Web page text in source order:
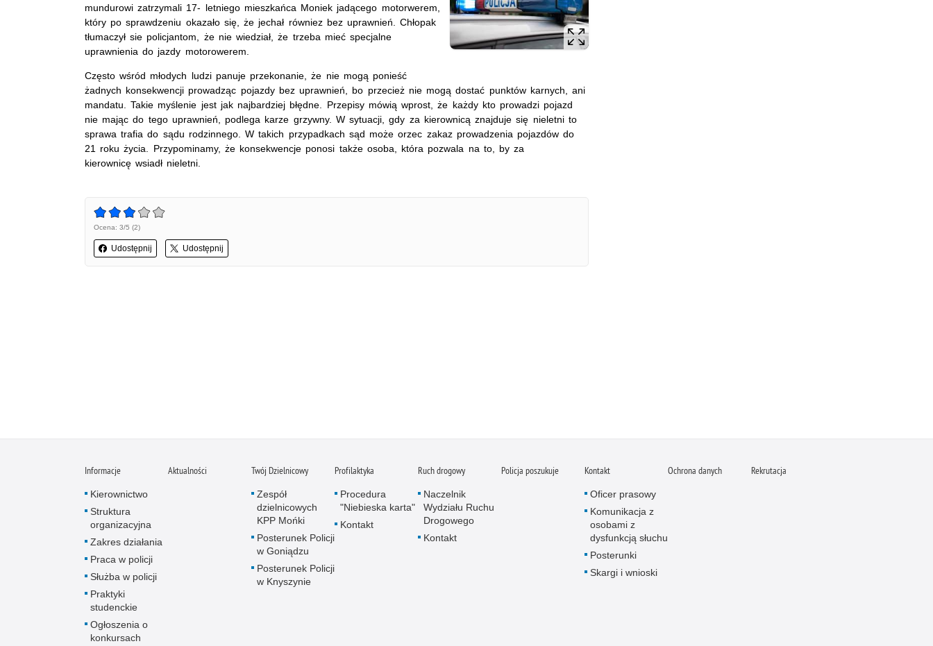
mundurowi zatrzymali 17- letniego mieszkańca Moniek jadącego motorwerem,
który po sprawdzeniu okazało się, że jechał równiez bez uprawnień. Chłopak
tłumaczył sie policjantom, że nie wiedział, że trzeba mieć specjalne
uprawnienia do jazdy motorowerem.
Często wśród młodych ludzi panuje przekonanie, że nie mogą ponieść
żadnych konsekwencji prowadząc pojazdy bez uprawnień, bo przecież nie mogą dostać punktów karnych, ani
mandatu. Takie myślenie jest jak najbardziej błędne. Przepisy mówią wprost, że każdy kto prowadzi pojazd
nie mając do tego uprawnień, podlega karze grzywny. W sytuacji, gdy za kierownicą znajduje się nieletni to
sprawa trafia do sądu rodzinnego. W takich przypadkach sąd może orzec zakaz prowadzenia pojazdów do
21 roku życia. Przypominamy, że konsekwencje ponosi także osoba, która pozwala na to, by za
kierownicę wsiadł nieletni.
Ocena: 3/5 (2)
Udostępnij Udostępnij
Informacje
Kierownictwo
Struktura
organizacyjna
Zakres działania
Praca w policji
Służba w policji
Praktyki
studenckie
Ogłoszenia o
konkursach
Aktualności Twój Dzielnicowy
Zespół
dzielnicowych
KPP Mońki
Posterunek Policji
w Goniądzu
Posterunek Policji
w Knyszynie
Profilaktyka
Procedura
"Niebieska karta"
Kontakt
Ruch drogowy
Naczelnik
Wydziału Ruchu
Drogowego
Kontakt
Policja poszukuje Kontakt
Oficer prasowy
Komunikacja z
osobami z
dysfunkcją słuchu
Posterunki
Skargi i wnioski
Ochrona danych Rekrutacja